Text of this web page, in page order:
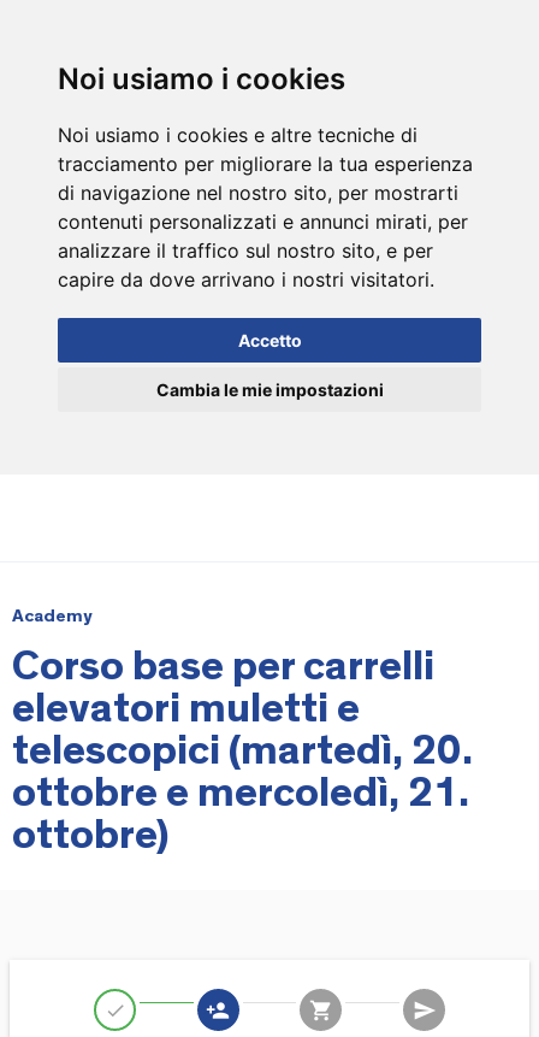
Noi usiamo i cookies
Noi usiamo i cookies e altre tecniche di
tracciamento per migliorare la tua esperienza
di navigazione nel nostro sito, per mostrarti
contenuti personalizzati e annunci mirati, per
analizzare il traffico sul nostro sito, e per
capire da dove arrivano i nostri visitatori.
Accetto
Cambia le mie impostazioni
Academy
Corso base per carrelli
elevatori muletti e
telescopici (martedì, 20.
ottobre e mercoledì, 21.
ottobre)
check person_add shopping_cart send